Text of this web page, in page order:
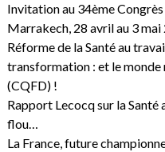
Invitation au 34ème
Marrakech, 28 avril au 3 mai
Réforme de la Santé au
transformation : et le monde
(CQFD) !
Rapport Lecocq sur la Santé
flou…
La France, future